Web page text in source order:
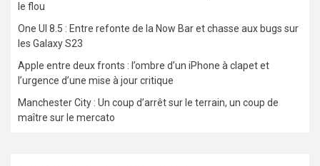
le flou
One UI 8.5 : Entre refonte de la Now Bar et chasse aux bugs sur
les Galaxy S23
Apple entre deux fronts : l’ombre d’un iPhone à clapet et
l’urgence d’une mise à jour critique
Manchester City : Un coup d’arrêt sur le terrain, un coup de
maître sur le mercato